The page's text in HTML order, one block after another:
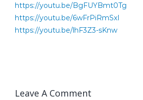
https://youtu.be/BgFUYBmt0Tg
https://youtu.be/6wFrPiRmSxI
https://youtu.be/lhF3Z3-sKnw
Leave A Comment